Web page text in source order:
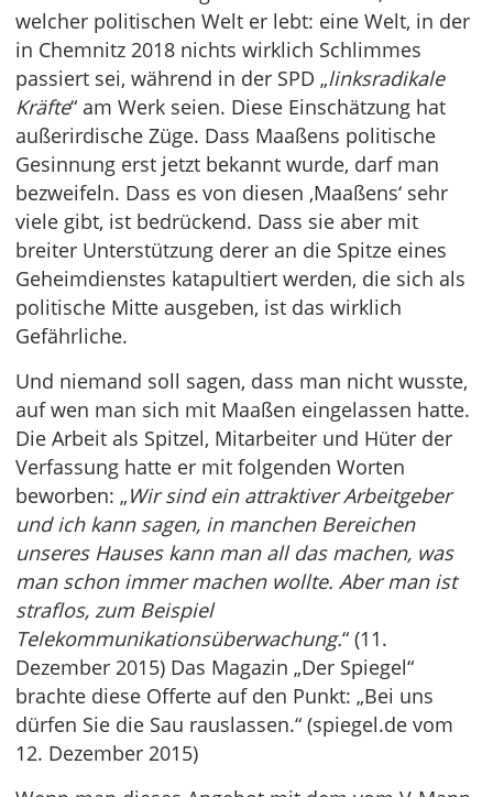
welcher politischen Welt er lebt: eine Welt, in der
in Chemnitz 2018 nichts wirklich Schlimmes
passiert sei, während in der SPD „linksradikale
Kräfte“ am Werk seien. Diese Einschätzung hat
außerirdische Züge. Dass Maaßens politische
Gesinnung erst jetzt bekannt wurde, darf man
bezweifeln. Dass es von diesen ‚Maaßens‘ sehr
viele gibt, ist bedrückend. Dass sie aber mit
breiter Unterstützung derer an die Spitze eines
Geheimdienstes katapultiert werden, die sich als
politische Mitte ausgeben, ist das wirklich
Gefährliche.
Und niemand soll sagen, dass man nicht wusste,
auf wen man sich mit Maaßen eingelassen hatte.
Die Arbeit als Spitzel, Mitarbeiter und Hüter der
Verfassung hatte er mit folgenden Worten
beworben: „Wir sind ein attraktiver Arbeitgeber
und ich kann sagen, in manchen Bereichen
unseres Hauses kann man all das machen, was
man schon immer machen wollte. Aber man ist
straflos, zum Beispiel
Telekommunikationsüberwachung.“ (11.
Dezember 2015) Das Magazin „Der Spiegel“
brachte diese Offerte auf den Punkt: „Bei uns
dürfen Sie die Sau rauslassen.“ (spiegel.de vom
12. Dezember 2015)